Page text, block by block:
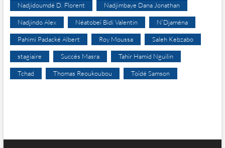
Nadjidoumdé D. Florent Nadjimbaye Dana Jonathan
Nadjindo Alex Néatobeï Bidi Valentin N’Djaména
Pahimi Padacké Albert Roy Moussa Saleh Kebzabo
stagiaire Succès Masra Tahir Hamid Nguilin
Tchad Thomas Reoukoubou Toïdé Samson